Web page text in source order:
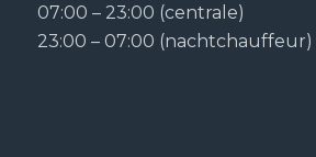
07:00 – 23:00 (centrale)
23:00 – 07:00 (nachtchauffeur)